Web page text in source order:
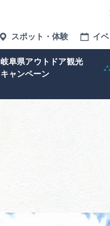
スポット・体験 イ
岐阜県アウトドア観光
キャンペーン